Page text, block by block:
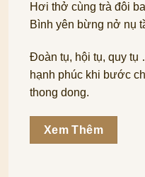
Hơi thở cùng trà đôi
Bình yên bừng nở nụ
Đoàn tụ, hội tụ, quy tụ
hạnh phúc khi bước
thong dong.
Xem Thêm